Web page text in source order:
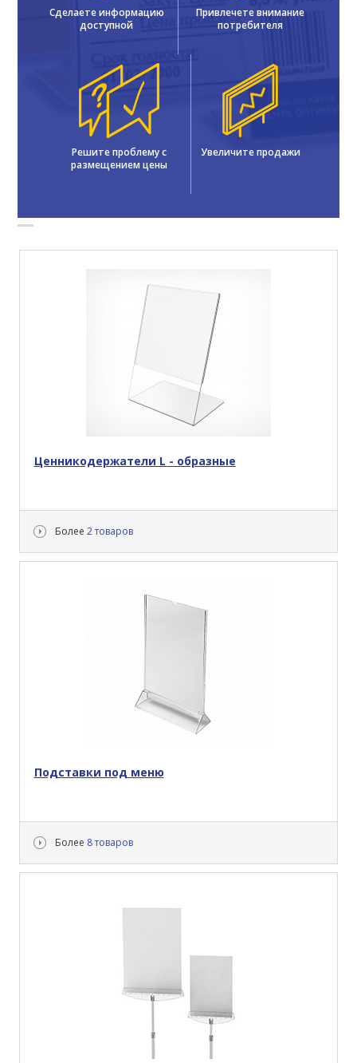
Сделаете информацию
доступной
Привлечете внимание
потребителя
Решите проблему с
размещением цены
Увеличите продажи
Ценникодержатели L - образные
Более 2 товаров
Подставки под меню
Более 8 товаров